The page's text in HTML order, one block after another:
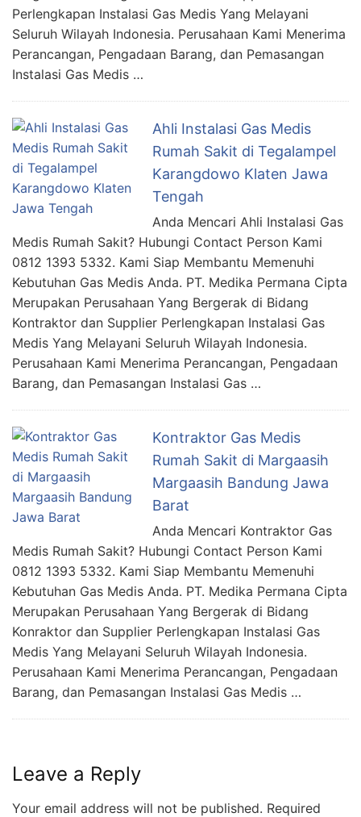
Perlengkapan Instalasi Gas Medis Yang Melayani
Seluruh Wilayah Indonesia. Perusahaan Kami Menerima
Perancangan, Pengadaan Barang, dan Pemasangan
Instalasi Gas Medis …
Ahli Instalasi Gas Medis
Rumah Sakit di Tegalampel
Karangdowo Klaten Jawa
Tengah
Anda Mencari Ahli Instalasi Gas
Medis Rumah Sakit? Hubungi Contact Person Kami
0812 1393 5332. Kami Siap Membantu Memenuhi
Kebutuhan Gas Medis Anda. PT. Medika Permana Cipta
Merupakan Perusahaan Yang Bergerak di Bidang
Kontraktor dan Supplier Perlengkapan Instalasi Gas
Medis Yang Melayani Seluruh Wilayah Indonesia.
Perusahaan Kami Menerima Perancangan, Pengadaan
Barang, dan Pemasangan Instalasi Gas …
Kontraktor Gas Medis
Rumah Sakit di Margaasih
Margaasih Bandung Jawa
Barat
Anda Mencari Kontraktor Gas
Medis Rumah Sakit? Hubungi Contact Person Kami
0812 1393 5332. Kami Siap Membantu Memenuhi
Kebutuhan Gas Medis Anda. PT. Medika Permana Cipta
Merupakan Perusahaan Yang Bergerak di Bidang
Konraktor dan Supplier Perlengkapan Instalasi Gas
Medis Yang Melayani Seluruh Wilayah Indonesia.
Perusahaan Kami Menerima Perancangan, Pengadaan
Barang, dan Pemasangan Instalasi Gas Medis …
Leave a Reply
Your email address will not be published. Required